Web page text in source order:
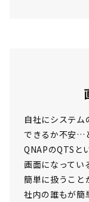
自社にシステ
できるか不安…
QNAPのQTSと
画面になってい
簡単に扱うこと
社内の誰もが簡